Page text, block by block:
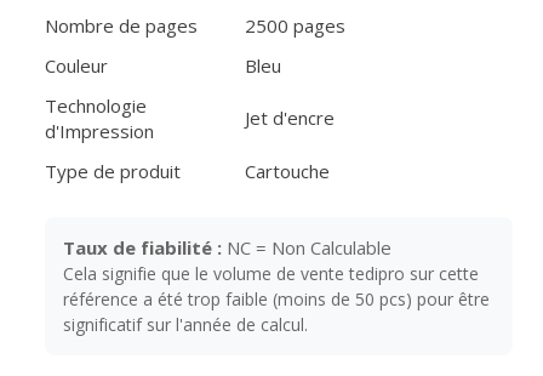
Nombre de pages
2500 pages
Couleur
Bleu
Technologie
d'Impression
Jet d'encre
Type de produit Cartouche
Taux de fiabilité : NC = Non Calculable
Cela signifie que le volume de vente tedipro sur cette
référence a été trop faible (moins de 50 pcs) pour être
significatif sur l'année de calcul.